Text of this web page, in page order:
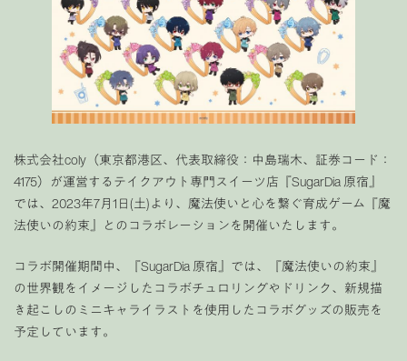
株式会社coly（東京都港区、代表取締役：中島瑞木、証券コード：
4175）が運営するテイクアウト専門スイーツ店『SugarDia 原宿』
では、2023年7月1日(土)より、魔法使いと心を繋ぐ育成ゲーム『魔
法使いの約束』とのコラボレーションを開催いたします。
コラボ開催期間中、『SugarDia 原宿』では、『魔法使いの約束』
の世界観をイメージしたコラボチュロリングやドリンク、新規描
き起こしのミニキャライラストを使用したコラボグッズの販売を
予定しています。